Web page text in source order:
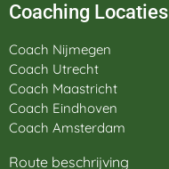
Coaching Locaties
Coach Nijmegen
Coach Utrecht
Coach Maastricht
Coach Eindhoven
Coach Amsterdam
Route beschrijving